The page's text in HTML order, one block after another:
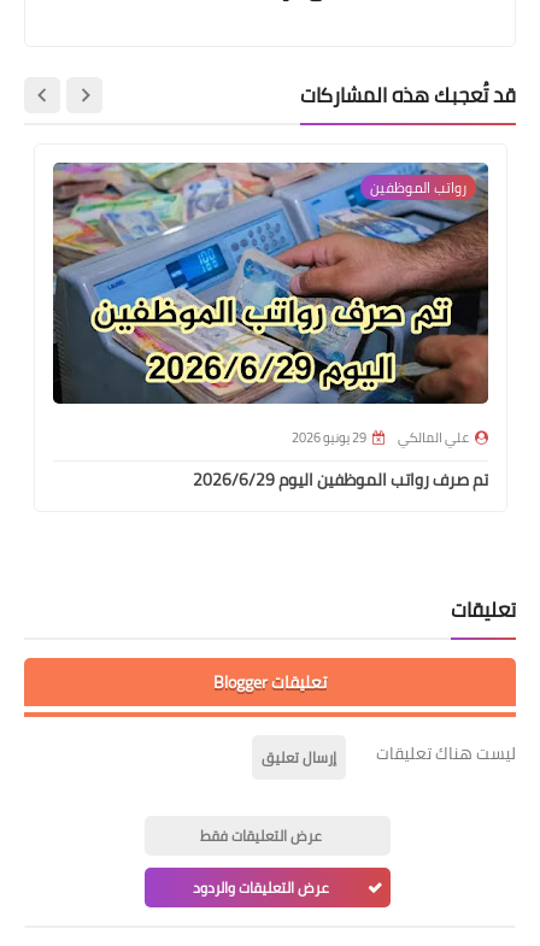
قد تُعجبك هذه المشاركات
رواتب الموظفين
علي المالكي 29 يونيو 2026
تم صرف رواتب الموظفين اليوم 2026/6/29
تعليقات
تعليقات Blogger
ليست هناك تعليقات إرسال تعليق
عرض التعليقات فقط
عرض التعليقات والردود